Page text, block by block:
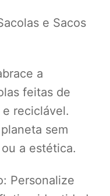
e Sacos
a
feitas de
reciclável.
sem
a estética.
Personalize